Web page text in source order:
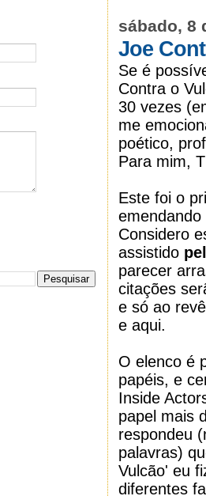
sábado, 8
Joe
Se é
Contra o
30 vezes
me
poético,
Para mim,
Este foi o
Considero
assistido
parecer
citações
e só ao
e aqui.
O elenco é
papéis, e
Inside
papel mais
respondeu
palavras)
Vulcão' eu
diferentes